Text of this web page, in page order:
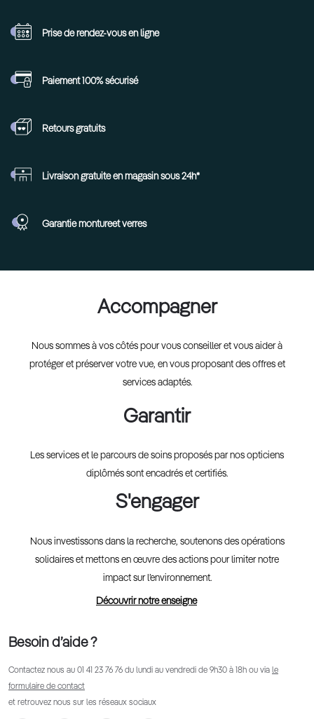
Prise de rendez-vous en ligne
Paiement 100%sécurisé
Retoursgratuits
Livraison gratuite en magasin sous 24h*
Garantie montureet verres
Accompagner
Nous sommes à vos côtés pour vous conseiller et vous aider à
protéger et préserver votre vue, en vous proposant des offres et
services adaptés.
Garantir
Les services et le parcours de soins proposés par nos opticiens
diplômés sont encadrés et certifiés.
S'engager
Nous investissons dans la recherche, soutenons des opérations
solidaires et mettons en œuvre des actions pour limiter notre
impact sur l’environnement.
Découvrir notre enseigne
Besoin d’aide ?
Contactez nous au 01 41 23 76 76 du lundi au vendredi de 9h30 à 18h ou via le
formulaire de contact
et retrouvez nous sur les réseaux sociaux